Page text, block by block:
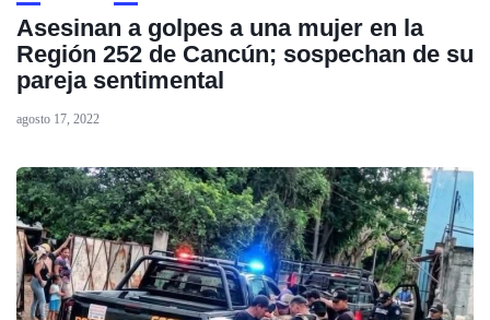
Asesinan a golpes a una mujer en la
Región 252 de Cancún; sospechan de su
pareja sentimental
agosto 17, 2022